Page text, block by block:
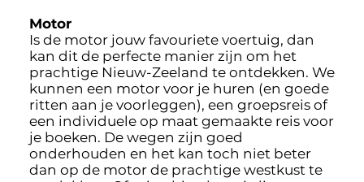
Motor
Is de motor jouw favouriete voertuig, dan
kan dit de perfecte manier zijn om het
prachtige Nieuw-Zeeland te ontdekken. We
kunnen een motor voor je huren (en goede
ritten aan je voorleggen), een groepsreis of
een individuele op maat gemaakte reis voor
je boeken. De wegen zijn goed
onderhouden en het kan toch niet beter
dan op de motor de prachtige westkust te